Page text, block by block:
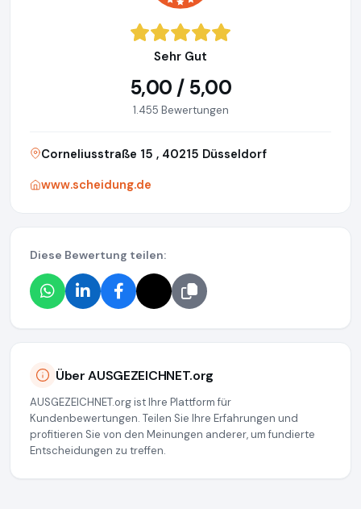
Sehr Gut
5,00 / 5,00
1.455 Bewertungen
Corneliusstraße 15 , 40215 Düsseldorf
www.scheidung.de
Diese Bewertung teilen:
Über AUSGEZEICHNET.org
AUSGEZEICHNET.org ist Ihre Plattform für
Kundenbewertungen. Teilen Sie Ihre Erfahrungen und
profitieren Sie von den Meinungen anderer, um fundierte
Entscheidungen zu treffen.